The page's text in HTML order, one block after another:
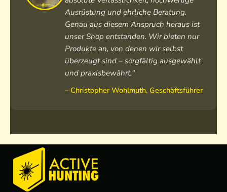
Ausrüstung und ehrliche Beratung.
Genau aus diesem Anspruch heraus ist
unser Shop entstanden. Wir bieten nur
Produkte an, von denen wir selbst
überzeugt sind – sorgfältig ausgewählt
und praxisbewährt."
– Christopher Wohlmuth, Geschäftsführer